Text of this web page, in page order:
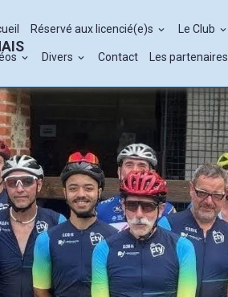
Réservé aux licencié(e)s Le Club
Divers Contact Les partenaires